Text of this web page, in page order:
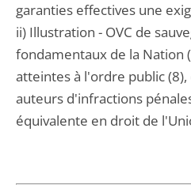
garanties effectives une
ii) Illustration - OVC de
fondamentaux de la Nation
atteintes à l'ordre public
auteurs d'infractions
équivalente en droit de